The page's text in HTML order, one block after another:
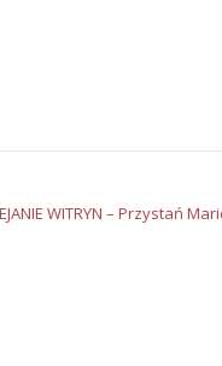
WITRYN – Przystań